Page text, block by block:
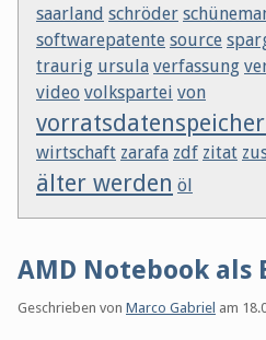
saarland schröder
softwarepatente source
traurig ursula verfassung
video volkspartei von
wirtschaft zarafa zdf zitat
älter werden öl
AMD Notebook als
Geschrieben von Marco Gabriel am